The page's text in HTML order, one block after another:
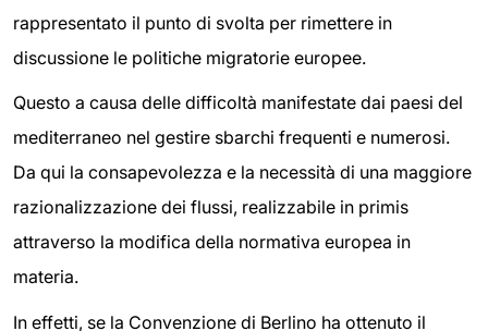
rappresentato il punto di svolta per rimettere in
discussione le politiche migratorie europee.
Questo a causa delle difficoltà manifestate dai paesi del
mediterraneo nel gestire sbarchi frequenti e numerosi.
Da qui la consapevolezza e la necessità di una maggiore
razionalizzazione dei flussi, realizzabile in primis
attraverso la modifica della normativa europea in
materia.
In effetti, se la Convenzione di Berlino ha ottenuto il